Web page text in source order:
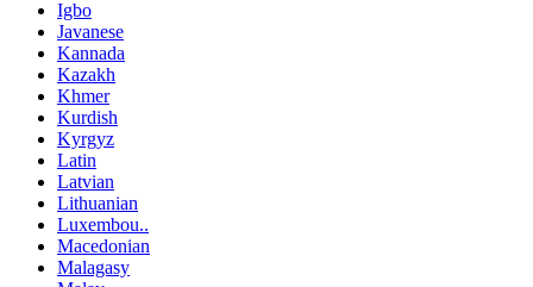
Igbo
Javanese
Kannada
Kazakh
Khmer
Kurdish
Kyrgyz
Latin
Latvian
Lithuanian
Luxembou..
Macedonian
Malagasy